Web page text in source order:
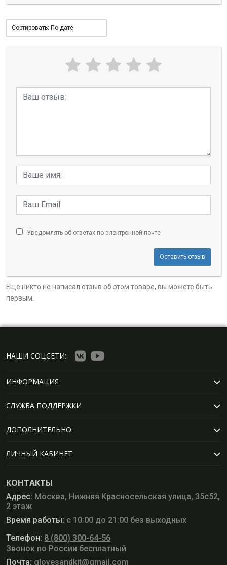
Уведомлять об ответах по электронной почте
Оставить отзыв
Еще никто не написал отзыв об этом товаре, вы можете быть
первым.
НАШИ СОЦСЕТИ:
ИНФОРМАЦИЯ
СЛУЖБА ПОДДЕРЖКИ
ДОПОЛНИТЕЛЬНО
ЛИЧНЫЙ КАБИНЕТ
КОНТАКТЫ
Адрес: Москва, Нижняя Красносельская улица, 35с52,
2 этаж
Время работы: с 10:00 до 21:00 без выходных
Телефон: 8 (800) 300-64-56
Звонок по России бесплатный
Почта: glovesandkit@gmail.com